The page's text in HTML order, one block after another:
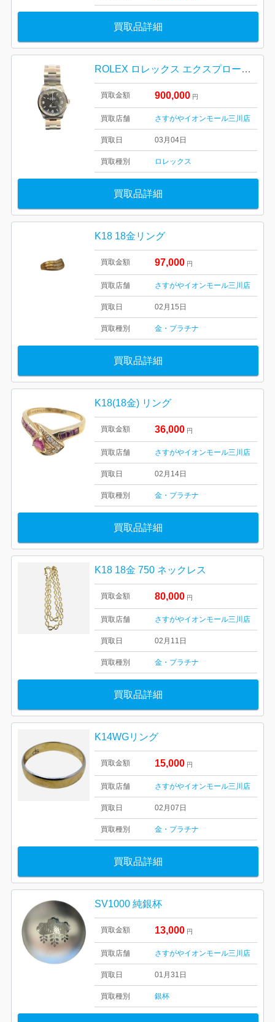
買取品詳細
ROLEX ロレックス エクスプローラーⅠ Ref.1016
買取金額 900,000 円
買取店舗 さすがやイオンモール三川店
買取日 03月04日
買取種別 ロレックス
買取品詳細
K18 18金リング
買取金額 97,000 円
買取店舗 さすがやイオンモール三川店
買取日 02月15日
買取種別 金・プラチナ
買取品詳細
K18(18金) リング
買取金額 36,000 円
買取店舗 さすがやイオンモール三川店
買取日 02月14日
買取種別 金・プラチナ
買取品詳細
K18 18金 750 ネックレス
買取金額 80,000 円
買取店舗 さすがやイオンモール三川店
買取日 02月11日
買取種別 金・プラチナ
買取品詳細
K14WGリング
買取金額 15,000 円
買取店舗 さすがやイオンモール三川店
買取日 02月07日
買取種別 金・プラチナ
買取品詳細
SV1000 純銀杯
買取金額 13,000 円
買取店舗 さすがやイオンモール三川店
買取日 01月31日
買取種別 銀杯